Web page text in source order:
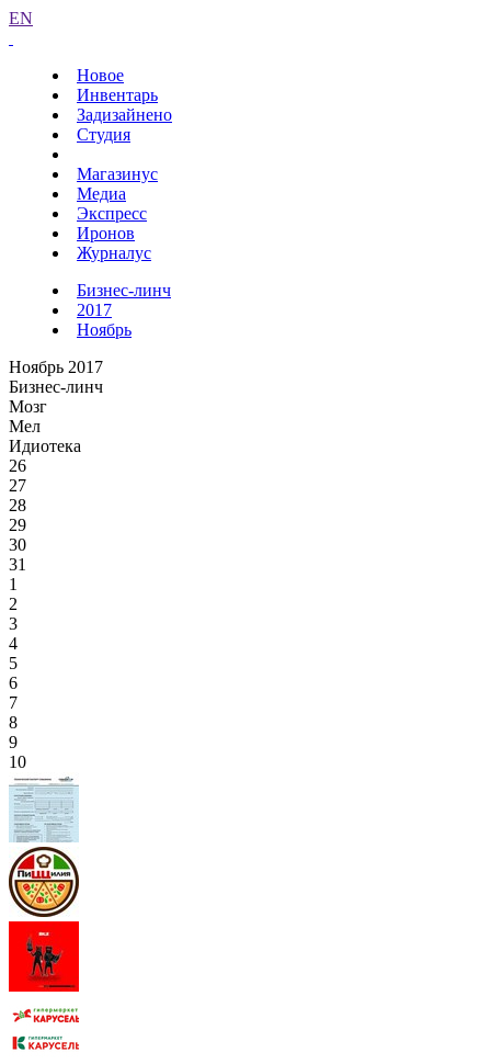
EN
Новое
Инвентарь
Задизайнено
Студия
Магазинус
Медиа
Экспресс
Иронов
Журналус
Бизнес-линч
2017
Ноябрь
Ноябрь 2017
Бизнес-линч
Мозг
Мел
Идиотека
26
27
28
29
30
31
1
2
3
4
5
6
7
8
9
10